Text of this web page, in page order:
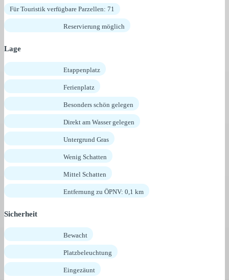
Für Touristik verfügbare Parzellen: 71
Reservierung möglich
Lage
Etappenplatz
Ferienplatz
Besonders schön gelegen
Direkt am Wasser gelegen
Untergrund Gras
Wenig Schatten
Mittel Schatten
Entfernung zu ÖPNV: 0,1 km
Sicherheit
Bewacht
Platzbeleuchtung
Eingezäunt